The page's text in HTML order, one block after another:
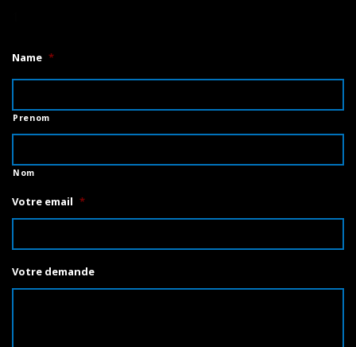
Name *
Prenom
Nom
Votre email *
Votre demande